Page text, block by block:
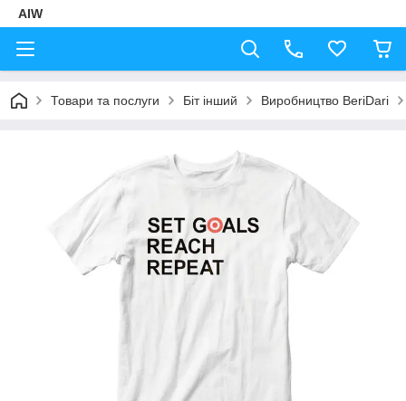
AIW
Товари та послуги Біт інший Виробництво BeriDari